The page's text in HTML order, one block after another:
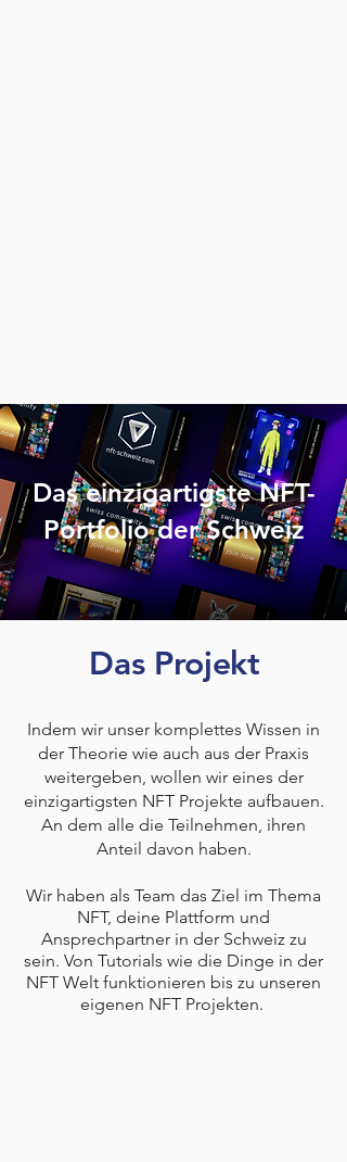
Das einzigartigste NFT-
Portfolio der Schweiz
Das Projekt
Indem wir unser komplettes Wissen in
der Theorie wie auch aus der Praxis
weitergeben, wollen wir eines der
einzigartigsten NFT Projekte aufbauen.
An dem alle die Teilnehmen, ihren
Anteil davon haben.
Wir haben als Team das Ziel im Thema
NFT, deine Plattform und
Ansprechpartner in der Schweiz zu
sein. Von Tutorials wie die Dinge in der
NFT Welt funktionieren bis zu unseren
eigenen NFT Projekten.